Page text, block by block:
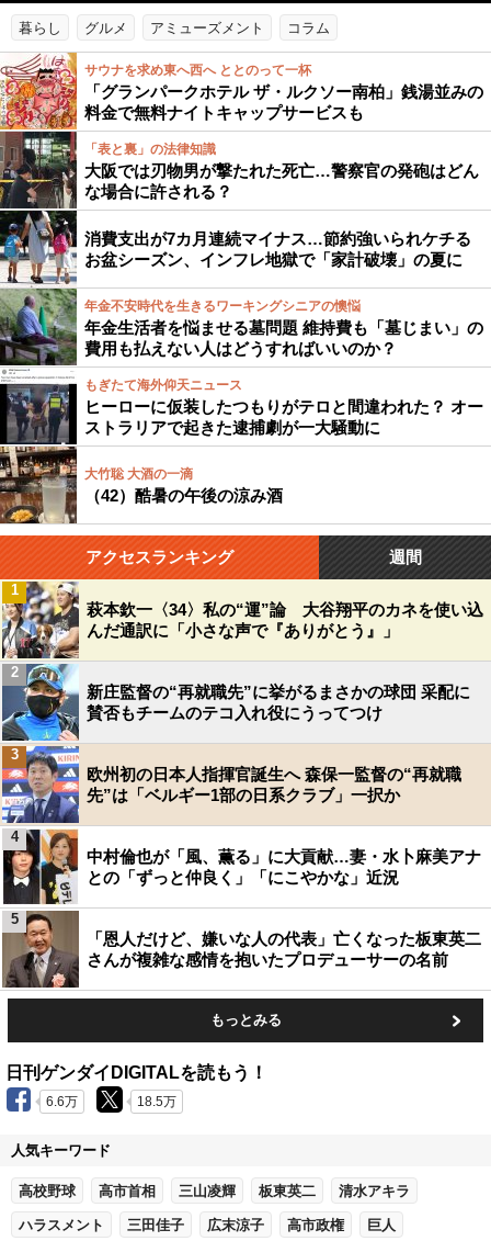
暮らし グルメ アミューズメント コラム
サウナを求め東へ西へ ととのって一杯
「グランパークホテル ザ・ルクソー南柏」銭湯並みの
料金で無料ナイトキャップサービスも
「表と裏」の法律知識
大阪では刃物男が撃たれた死亡…警察官の発砲はどん
な場合に許される？
消費支出が7カ月連続マイナス…節約強いられケチる
お盆シーズン、インフレ地獄で「家計破壊」の夏に
年金不安時代を生きるワーキングシニアの懊悩
年金生活者を悩ませる墓問題 維持費も「墓じまい」の
費用も払えない人はどうすればいいのか？
もぎたて海外仰天ニュース
ヒーローに仮装したつもりがテロと間違われた？ オー
ストラリアで起きた逮捕劇が一大騒動に
大竹聡 大酒の一滴
（42）酷暑の午後の涼み酒
アクセスランキング 週間
萩本欽一〈34〉私の“運”論 大谷翔平のカネを使い込
んだ通訳に「小さな声で『ありがとう』」
1
新庄監督の“再就職先”に挙がるまさかの球団 采配に
賛否もチームのテコ入れ役にうってつけ
2
欧州初の日本人指揮官誕生へ 森保一監督の“再就職
先”は「ベルギー1部の日系クラブ」一択か
3
中村倫也が「風、薫る」に大貢献…妻・水卜麻美アナ
との「ずっと仲良く」「にこやかな」近況
4
「恩人だけど、嫌いな人の代表」亡くなった板東英二
さんが複雑な感情を抱いたプロデューサーの名前
5
もっとみる
日刊ゲンダイDIGITALを読もう！
6.6万 18.5万
人気キーワード
高校野球 高市首相 三山凌輝 板東英二 清水アキラ
ハラスメント 三田佳子 広末涼子 高市政権 巨人